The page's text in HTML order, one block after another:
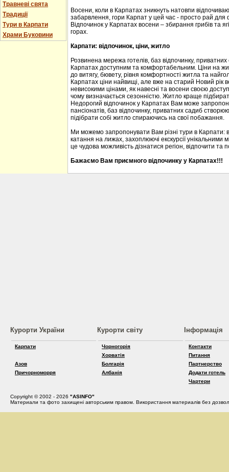
Травневі свята
Традиції
Тури в Карпати
Храми Буковини
Восени, коли в Карпатах зникнуть натовпи
забарвлення, гори Карпат у цей час - просто рай
Відпочинок у Карпатах восени – збирання грибів та
горах.
Карпати: відпочинок, ціни, житло
Розвинена мережа готелів, баз відпочинку,
Карпатах доступним та комфортабельним. Ціни на
до витягу, бювету, рівня комфортності житла та
Карпатах ціни найвищі, але вже на старий Новий рік
невисокими цінами, як навесні та восени своєю
чому визначається сезонністю. Житло краще
Недорогий відпочинок у Карпатах Вам може
пансіонатів, баз відпочинку, приватних садиб
підібрати собі житло спираючись на свої побажання.
Ми можемо запропонувати Вам різні тури в Карпати:
катання на лижах, захоплюючі екскурсії
це чудова можливість дізнатися регіон, відпочити та
Бажаємо Вам приємного відпочинку у Карпатах!!!
Курорти України
Карпати
Азов
Причорноморря
Курорти світу
Чорногорія
Хорватія
Болгарія
Албанія
Інформація
Контакти
Питання
Партнерство
Додати готель
Чартери
Copyright © 2002 - 2026 "ASINFO"
Материали та фото захищені авторським правом. Використання материалів без